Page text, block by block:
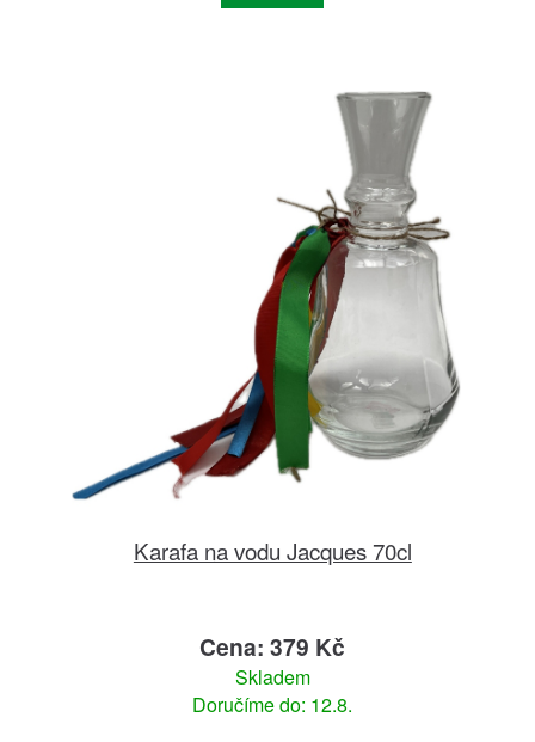
Karafa na vodu Jacques 70cl
Cena: 379 Kč
Skladem
Doručíme do: 12.8.